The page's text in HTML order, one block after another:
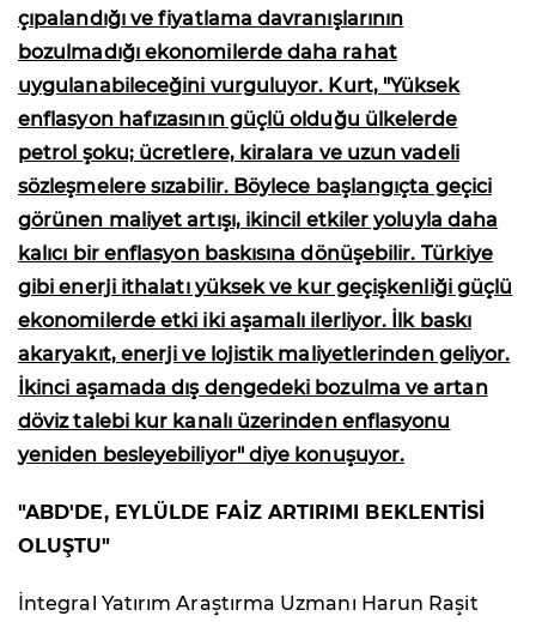
çıpalandığı ve fiyatlama davranışlarının
bozulmadığı ekonomilerde daha rahat
uygulanabileceğini vurguluyor. Kurt, "Yüksek
enflasyon hafızasının güçlü olduğu ülkelerde
petrol şoku; ücretlere, kiralara ve uzun vadeli
sözleşmelere sızabilir. Böylece başlangıçta geçici
görünen maliyet artışı, ikincil etkiler yoluyla daha
kalıcı bir enflasyon baskısına dönüşebilir. Türkiye
gibi enerji ithalatı yüksek ve kur geçişkenliği güçlü
ekonomilerde etki iki aşamalı ilerliyor. İlk baskı
akaryakıt, enerji ve lojistik maliyetlerinden geliyor.
İkinci aşamada dış dengedeki bozulma ve artan
döviz talebi kur kanalı üzerinden enflasyonu
yeniden besleyebiliyor" diye konuşuyor.
"ABD'DE, EYLÜLDE FAİZ ARTIRIMI BEKLENTİSİ
OLUŞTU"
İntegral Yatırım Araştırma Uzmanı Harun Raşit